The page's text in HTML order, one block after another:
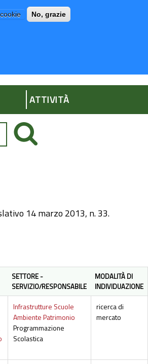
No, grazie
ATTIVITÀ
14 marzo 2013, n. 33.
SETTORE -
SERVIZIO/RESPONSABILE
MODALITÀ DI
INDIVIDUAZIONE
Infrastrutture Scuole
Ambiente Patrimonio
Programmazione
Scolastica
ricerca di
mercato